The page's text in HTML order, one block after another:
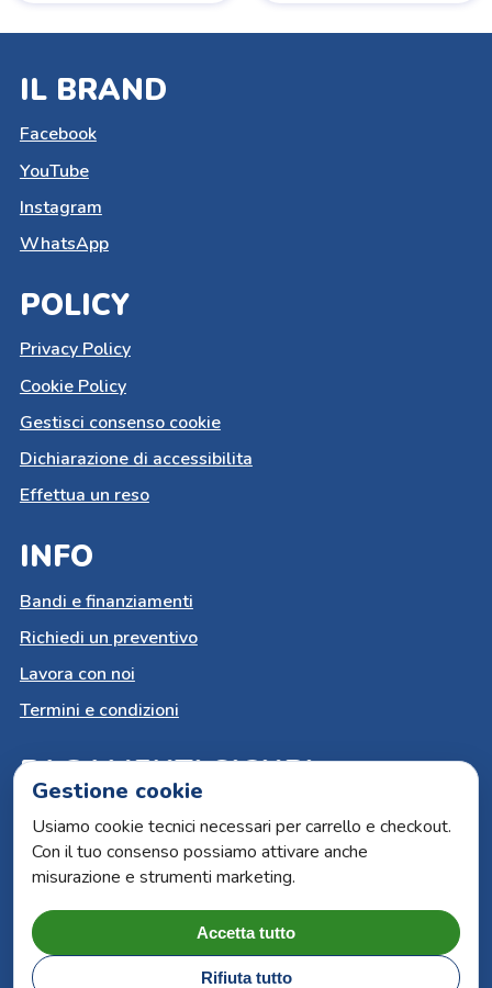
IL BRAND
Facebook
YouTube
Instagram
WhatsApp
POLICY
Privacy Policy
Cookie Policy
Gestisci consenso cookie
Dichiarazione di accessibilita
Effettua un reso
INFO
Bandi e finanziamenti
Richiedi un preventivo
Lavora con noi
Termini e condizioni
PAGAMENTI SICURI
Carta del docente
Paypal
Bonifico bancario
Carte di credito
Gestione cookie
Usiamo cookie tecnici necessari per carrello e checkout.
Con il tuo consenso possiamo attivare anche
misurazione e strumenti marketing.
Accetta tutto
Rifiuta tutto